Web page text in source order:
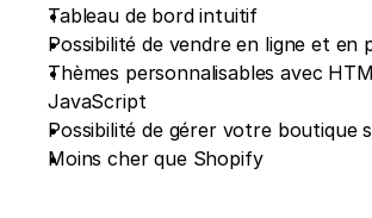
Tableau de bord intuitif
Possibilité de vendre en ligne et en
Thèmes personnalisables avec
JavaScript
Possibilité de gérer votre boutique
Moins cher que Shopify